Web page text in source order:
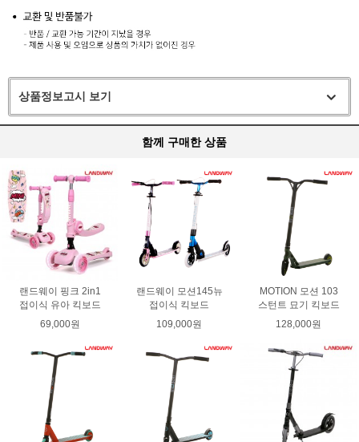
상품정보고시 보기
함께 구매한 상품
랜드웨이 핑크 2in1
접이식 유아 킥보드
69,000원
랜드웨이 모션145뉴
접이식 킥보드
109,000원
MOTION 모션 103
스턴트 묘기 킥보드
128,000원